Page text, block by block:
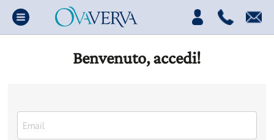
Benvenuto, accedi!